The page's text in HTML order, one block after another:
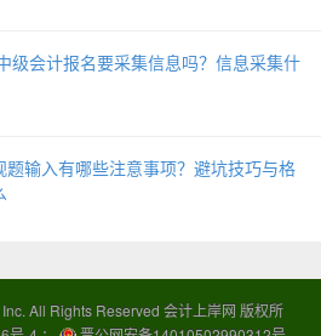
级会计报名要采集信息吗？信息采集什
题输入有哪些注意事项？避坑技巧与格
Inc. All Rights Reserved 会计上岸网 版权所